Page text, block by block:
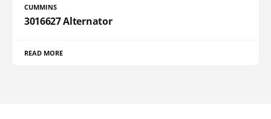
CUMMINS
3016627 Alternator
READ MORE